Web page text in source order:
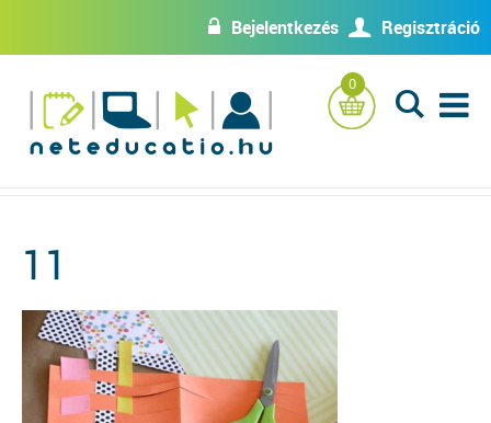
w Bejelentkezés U Regisztráció
0
L
11